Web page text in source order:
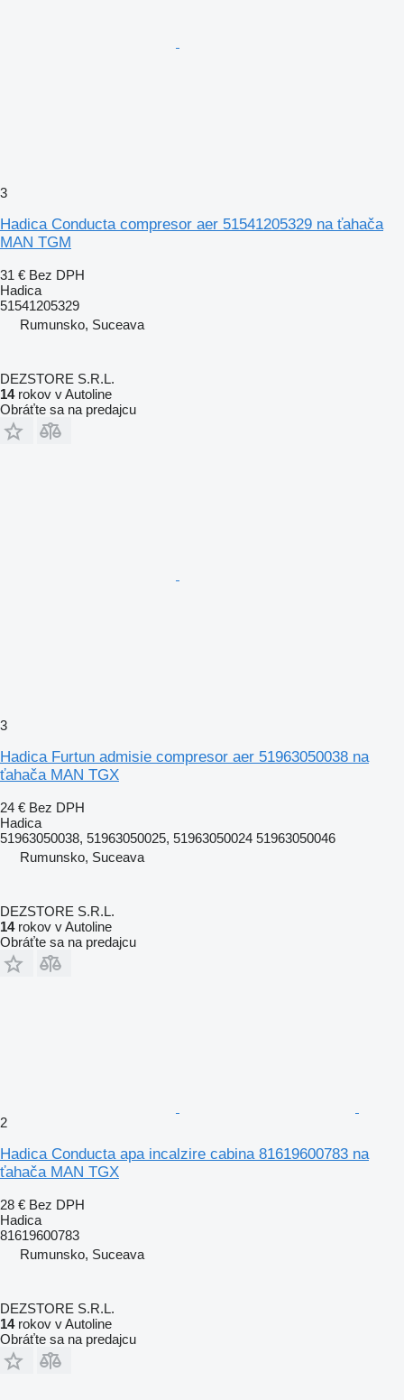
3
Hadica Conducta compresor aer 51541205329 na ťahača
MAN TGM
31 € Bez DPH
Hadica
51541205329
Rumunsko, Suceava
DEZSTORE S.R.L.
14rokov v Autoline
Obráťte sa na predajcu
3
Hadica Furtun admisie compresor aer 51963050038 na
ťahača MAN TGX
24 € Bez DPH
Hadica
51963050038, 51963050025, 51963050024 51963050046
Rumunsko, Suceava
DEZSTORE S.R.L.
14rokov v Autoline
Obráťte sa na predajcu
2
Hadica Conducta apa incalzire cabina 81619600783 na
ťahača MAN TGX
28 € Bez DPH
Hadica
81619600783
Rumunsko, Suceava
DEZSTORE S.R.L.
14rokov v Autoline
Obráťte sa na predajcu